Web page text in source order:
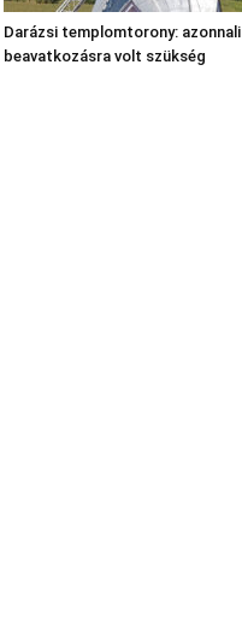
Darázsi templomtorony: azonnali
beavatkozásra volt szükség